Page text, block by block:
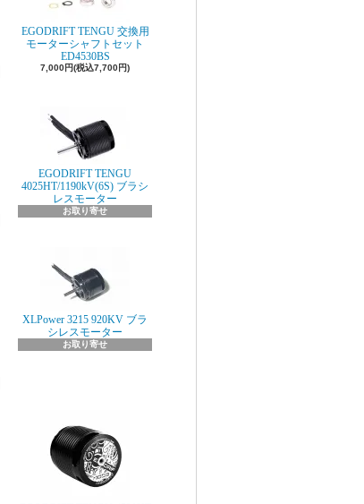
EGODRIFT TENGU 交換用
モーターシャフトセット
ED4530BS
7,000円(税込7,700円)
EGODRIFT TENGU
4025HT/1190kV(6S) ブラシ
レスモーター
お取り寄せ
XLPower 3215 920KV ブラ
シレスモーター
お取り寄せ